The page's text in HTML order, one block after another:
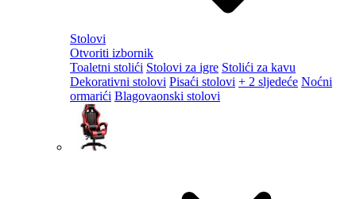
Stolovi
Otvoriti izbornik
Toaletni stolići Stolovi za igre Stolići za kavu
Dekorativni stolovi Pisaći stolovi + 2 sljedeće Noćni
ormarići Blagovaonski stolovi